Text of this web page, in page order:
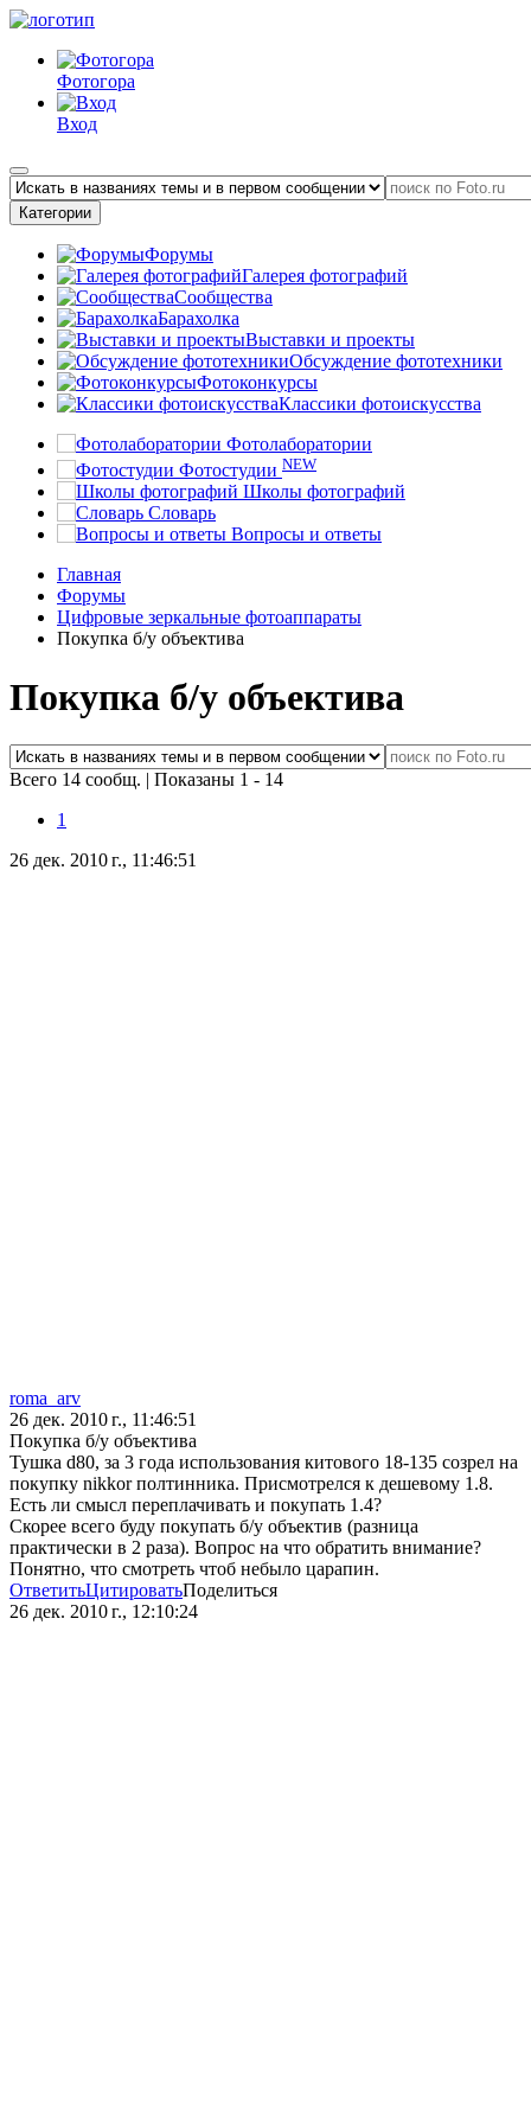
Фотогора
Вход
Категории
Форумы
Галерея фотографий
Сообщества
Барахолка
Выставки и проекты
Обсуждение фототехники
Фотоконкурсы
Классики фотоискусства
Фотолаборатории
Фотостудии NEW
Школы фотографий
Словарь
Вопросы и ответы
Главная
Форумы
Цифровые зеркальные фотоаппараты
Покупка б/у объектива
Покупка б/у объектива
Всего 14 сообщ. | Показаны 1 - 14
1
26 дек. 2010 г., 11:46:51
roma_arv
26 дек. 2010 г., 11:46:51
Покупка б/у объектива
Тушка d80, за 3 года использования китового 18-135 созрел на
покупку nikkor полтинника. Присмотрелся к дешевому 1.8.
Есть ли смысл переплачивать и покупать 1.4?
Скорее всего буду покупать б/у объектив (разница
практически в 2 раза). Вопрос на что обратить внимание?
Понятно, что смотреть чтоб небыло царапин.
ОтветитьЦитироватьПоделиться
26 дек. 2010 г., 12:10:24